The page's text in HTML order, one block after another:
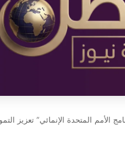
الأمم المتحدة الإنمائي” تعزيز